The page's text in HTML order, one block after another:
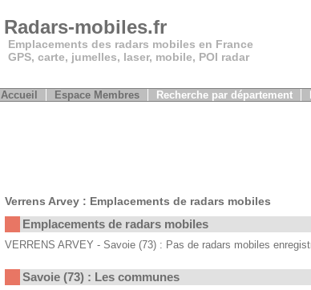
Radars-mobiles.fr
Emplacements des radars mobiles en France
GPS, carte, jumelles, laser, mobile, POI radar
Accueil Espace Membres Recherche par département
Verrens Arvey : Emplacements de radars mobiles
Emplacements de radars mobiles
VERRENS ARVEY - Savoie (73) : Pas de radars mobiles
Savoie (73) : Les communes